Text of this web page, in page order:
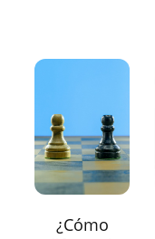
¿Cómo